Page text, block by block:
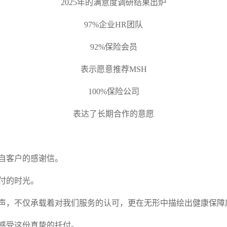
2025年的满意度调研结果出炉
97%企业HR团队
92%保险会员
表示愿意推荐MSH
100%保险公司
表达了长期合作的意愿
客户的感谢信。
的时光。
，不仅承载着对我们服务的认可，更在无形中描绘出健康保
受这份真挚的托付。